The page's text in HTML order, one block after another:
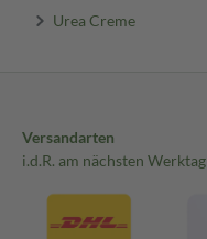
Urea Creme
Versandarten
i.d.R. am nächsten Werktag